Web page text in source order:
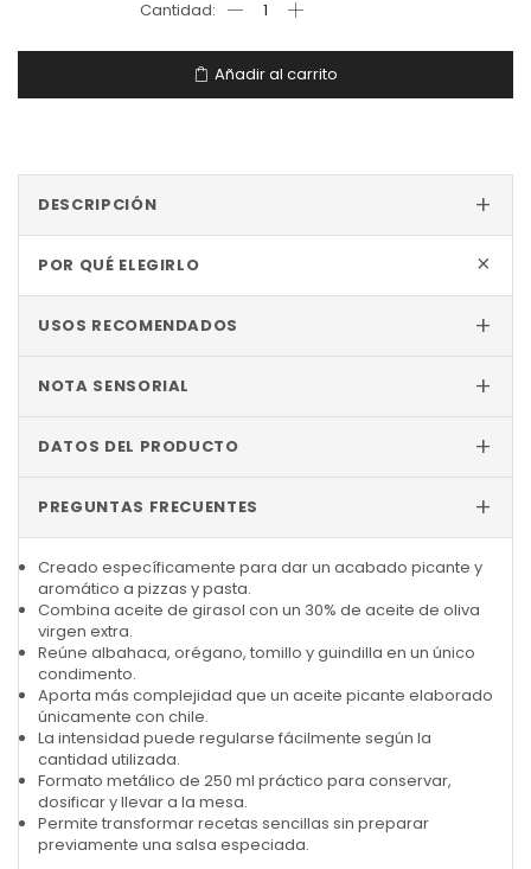
Añadir al carrito
DESCRIPCIÓN +
POR QUÉ ELEGIRLO +
Creado específicamente para dar un acabado picante y
aromático a pizzas y pasta.
Combina aceite de girasol con un 30% de aceite de oliva
virgen extra.
Reúne albahaca, orégano, tomillo y guindilla en un único
condimento.
Aporta más complejidad que un aceite picante elaborado
únicamente con chile.
La intensidad puede regularse fácilmente según la
cantidad utilizada.
Formato metálico de 250 ml práctico para conservar,
dosificar y llevar a la mesa.
Permite transformar recetas sencillas sin preparar
previamente una salsa especiada.
USOS RECOMENDADOS +
NOTA SENSORIAL +
DATOS DEL PRODUCTO +
PREGUNTAS FRECUENTES +